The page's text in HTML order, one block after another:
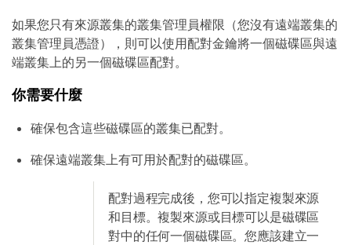
如果您只有來源叢集的叢集管理員權限（您沒有遠端叢集的
叢集管理員憑證），則可以使用配對金鑰將一個磁碟區與遠
端叢集上的另一個磁碟區配對。
你需要什麼
確保包含這些磁碟區的叢集已配對。
確保遠端叢集上有可用於配對的磁碟區。
配對過程完成後，您可以指定複製來源
和目標。複製來源或目標可以是磁碟區
對中的任何一個磁碟區。您應該建立一